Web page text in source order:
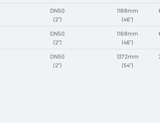
DN50
(2")
1168mm
(46")
DN50
(2")
1168mm
(46")
DN50
(2")
1372mm
(54")